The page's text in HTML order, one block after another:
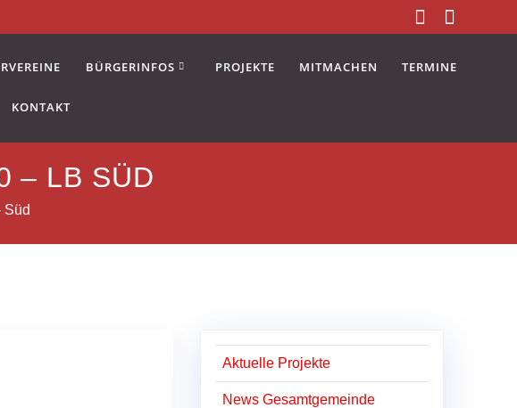
BÜRGERINFOS PROJEKTE MITMACHEN TERMINE
KONTAKT
– LB SÜD
Süd
Aktuelle Projekte
News Gesamtgemeinde